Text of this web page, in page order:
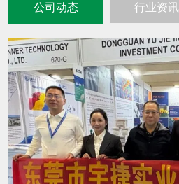
公司动态 行业资讯